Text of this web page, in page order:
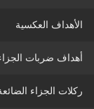
الأهداف العكسية
أهداف ضربات
ركلات الجزاء